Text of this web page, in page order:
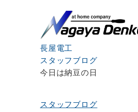
長屋電工
スタッフブログ
今日は納豆の日
スタッフブログ